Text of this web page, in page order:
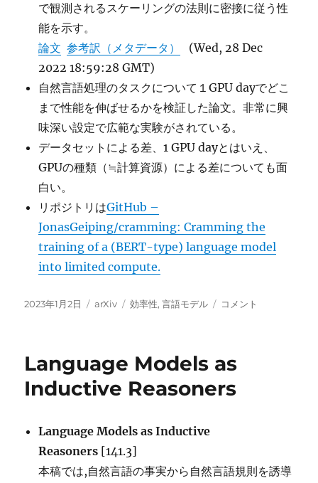
で観測されるスケーリングの法則に密接に従う性
能を示す。
論文 参考訳（メタデータ）
(Wed, 28 Dec
2022 18:59:28 GMT)
自然言語処理のタスクについて１GPU dayでどこ
まで性能を伸ばせるかを検証した論文。非常に興
味深い設定で広範な実験がされている。
データセットによる差、1 GPU dayとはいえ、
GPUの種類（≒計算資源）による差についても面
白い。
リポジトリはGitHub –
JonasGeiping/cramming: Cramming the
training of a (BERT-type) language model
into limited compute.
投
2023年1月2日
カ
ー
arXiv
タ
効率性,言語モデル
Cramming:
Model
a
Day
コメント
Language Models as
Inductive Reasoners
Language Models as Inductive
Reasoners [141.3]
本稿では,自然言語の事実から自然言語規則を誘導